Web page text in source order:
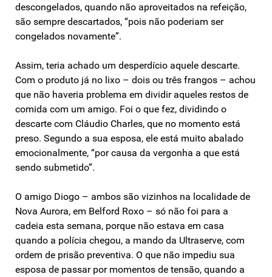
descongelados, quando não aproveitados na refeição,
são sempre descartados, “pois não poderiam ser
congelados novamente”.
Assim, teria achado um desperdício aquele descarte.
Com o produto já no lixo – dois ou três frangos – achou
que não haveria problema em dividir aqueles restos de
comida com um amigo. Foi o que fez, dividindo o
descarte com Cláudio Charles, que no momento está
preso. Segundo a sua esposa, ele está muito abalado
emocionalmente, “por causa da vergonha a que está
sendo submetido”.
O amigo Diogo – ambos são vizinhos na localidade de
Nova Aurora, em Belford Roxo – só não foi para a
cadeia esta semana, porque não estava em casa
quando a polícia chegou, a mando da Ultraserve, com
ordem de prisão preventiva. O que não impediu sua
esposa de passar por momentos de tensão, quando a